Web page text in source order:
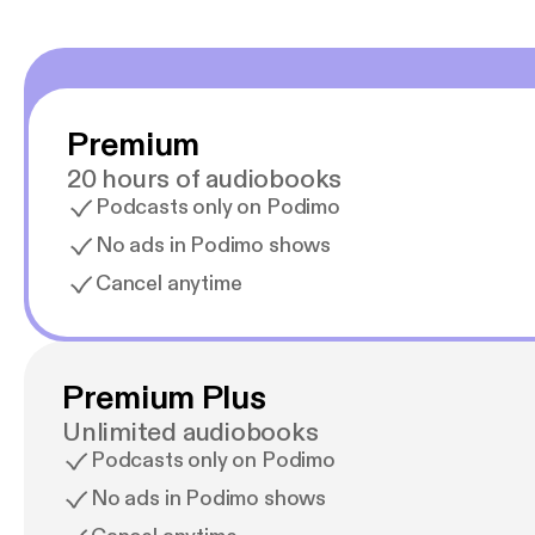
Premium
20 hours of audiobooks
Podcasts only on Podimo
No ads in Podimo shows
Cancel anytime
Premium Plus
Unlimited audiobooks
Podcasts only on Podimo
No ads in Podimo shows